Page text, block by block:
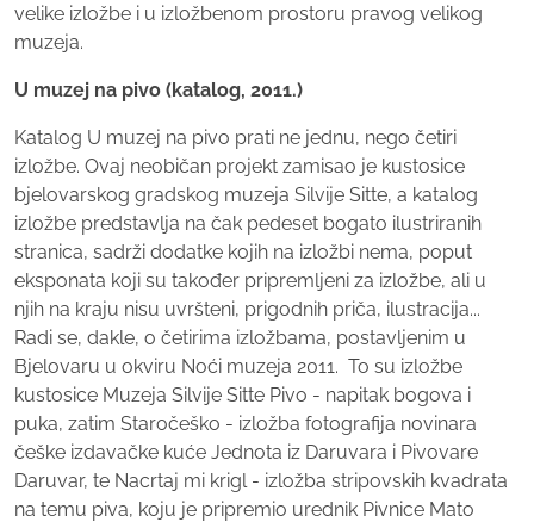
velike izložbe i u izložbenom prostoru pravog velikog
muzeja.
U muzej na pivo (katalog, 2011.)
Katalog U muzej na pivo prati ne jednu, nego četiri
izložbe. Ovaj neobičan projekt zamisao je kustosice
bjelovarskog gradskog muzeja Silvije Sitte, a katalog
izložbe predstavlja na čak pedeset bogato ilustriranih
stranica, sadrži dodatke kojih na izložbi nema, poput
eksponata koji su također pripremljeni za izložbe, ali u
njih na kraju nisu uvršteni, prigodnih priča, ilustracija...
Radi se, dakle, o četirima izložbama, postavljenim u
Bjelovaru u okviru Noći muzeja 2011. To su izložbe
kustosice Muzeja Silvije Sitte Pivo - napitak bogova i
puka, zatim Staročeško - izložba fotografija novinara
češke izdavačke kuće Jednota iz Daruvara i Pivovare
Daruvar, te Nacrtaj mi krigl - izložba stripovskih kvadrata
na temu piva, koju je pripremio urednik Pivnice Mato